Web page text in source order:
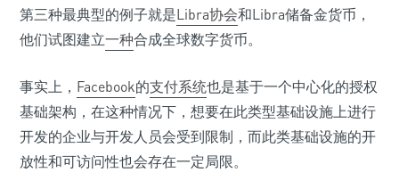
第三种最典型的例子就是Libra协会和Libra储备金货币，
他们试图建立一种合成全球数字货币。
事实上， Facebook的支付系统也是基于一个中心化的授权
基础架构，在这种情况下，想要在此类型基础设施上进行
开发的企业与开发人员会受到限制，而此类基础设施的开
放性和可访问性也会存在一定局限。